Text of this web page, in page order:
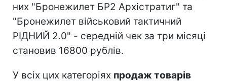
них "Бронежилет БР2 Архістратиг" та
"Бронежилет військовий тактичний
РІДНИЙ 2.0" - середній чек за три місяці
становив 16800 рублів.
У всіх цих категоріях продаж товарів